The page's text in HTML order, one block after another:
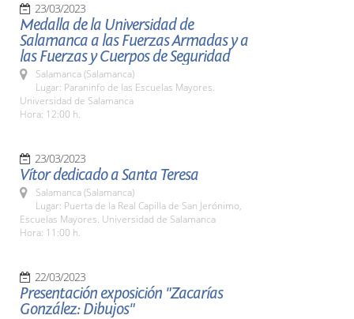
23/03/2023
Medalla de la Universidad de
Salamanca a las Fuerzas Armadas y a
las Fuerzas y Cuerpos de Seguridad
Salamanca (Salamanca)
Lugar: Paraninfo de las Escuelas Mayores.
Universidad de Salamanca
Hora: 12:00 h.
23/03/2023
Vítor dedicado a Santa Teresa
Salamanca (Salamanca)
Lugar: Puerta de la Real Capilla de San Jerónimo,
Escuelas Mayores. Universidad de Salamanca
Hora: 11:00 h.
22/03/2023
Presentación exposición "Zacarías
González: Dibujos"